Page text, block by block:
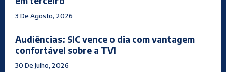
3 De Agosto, 2026
Audiências: SIC vence o dia com vantagem
confortável sobre a TVI
30 De Julho, 2026